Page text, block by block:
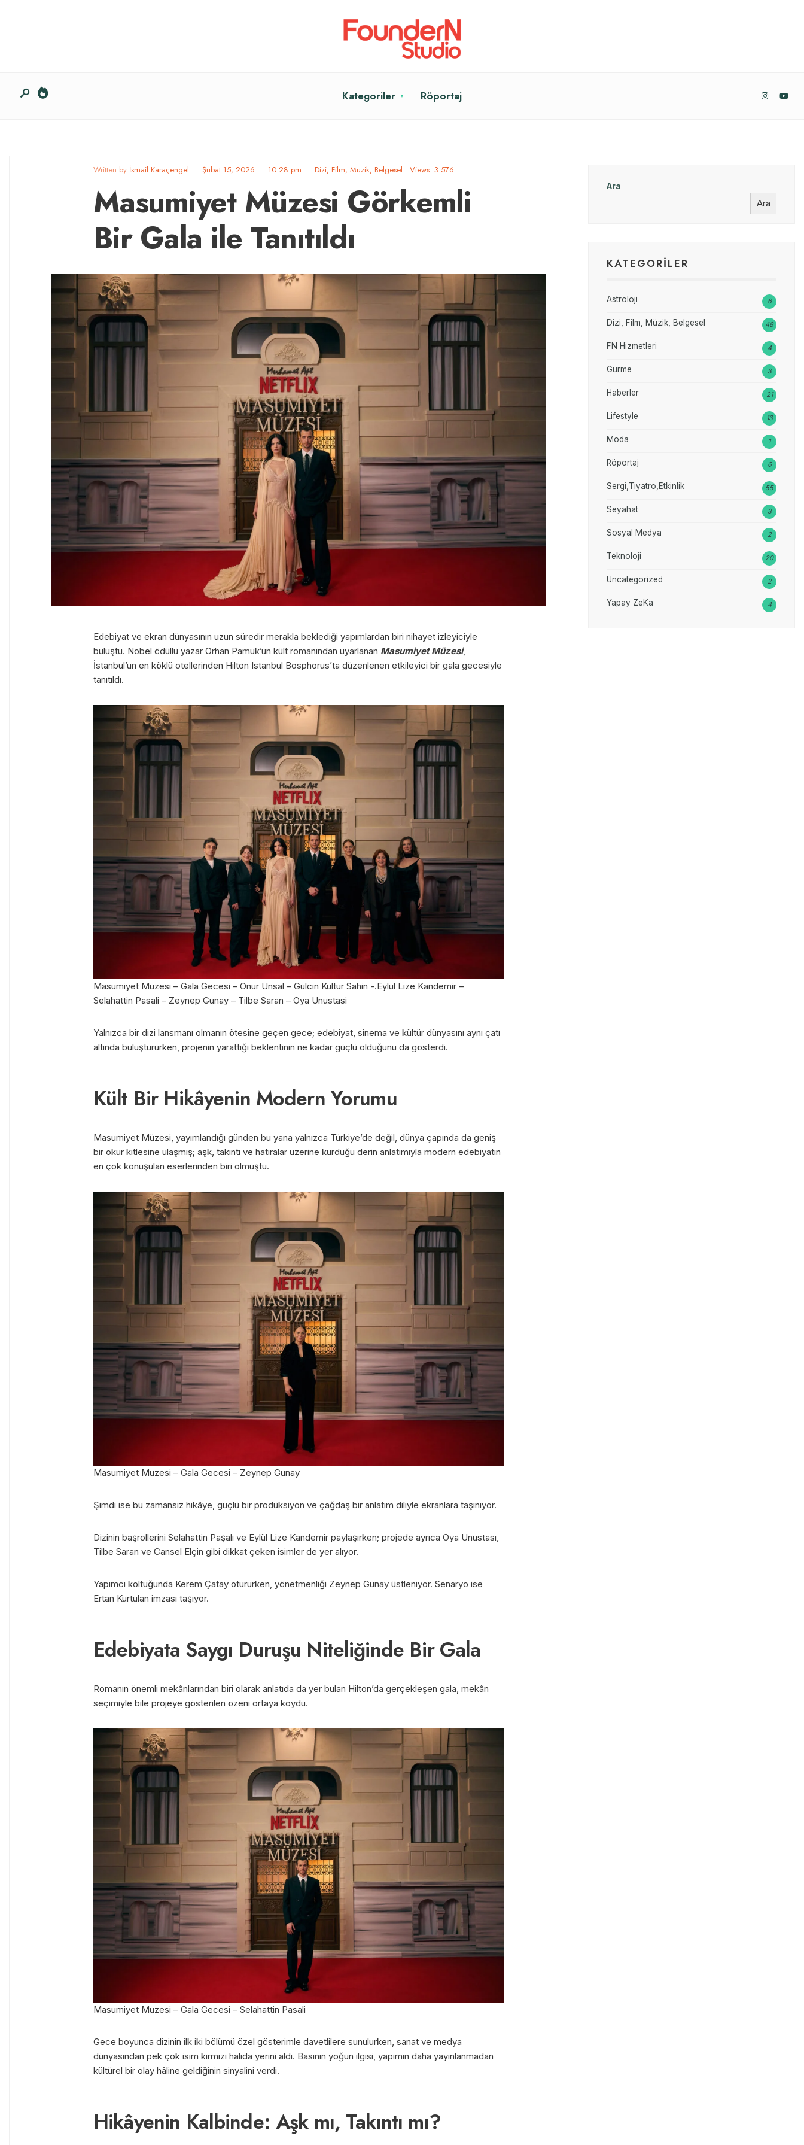
Kategoriler Röportaj
Written by İsmail Karaçengel • Şubat 15, 2026 • 10:28 pm • Dizi, Film, Müzik, Belgesel • Views: 3.576
Masumiyet Müzesi Görkemli
Bir Gala ile Tanıtıldı
Edebiyat ve ekran dünyasının uzun süredir merakla beklediği yapımlardan biri nihayet izleyiciyle
buluştu. Nobel ödüllü yazar Orhan Pamuk’un kült romanından uyarlanan Masumiyet Müzesi,
İstanbul’un en köklü otellerinden Hilton Istanbul Bosphorus’ta düzenlenen etkileyici bir gala gecesiyle
tanıtıldı.
Masumiyet Muzesi – Gala Gecesi – Onur Unsal – Gulcin Kultur Sahin -.Eylul Lize Kandemir –
Selahattin Pasali – Zeynep Gunay – Tilbe Saran – Oya Unustasi
Yalnızca bir dizi lansmanı olmanın ötesine geçen gece; edebiyat, sinema ve kültür dünyasını aynı çatı
altında buluştururken, projenin yarattığı beklentinin ne kadar güçlü olduğunu da gösterdi.
Kült Bir Hikâyenin Modern Yorumu
Masumiyet Müzesi, yayımlandığı günden bu yana yalnızca Türkiye’de değil, dünya çapında da geniş
bir okur kitlesine ulaşmış; aşk, takıntı ve hatıralar üzerine kurduğu derin anlatımıyla modern edebiyatın
en çok konuşulan eserlerinden biri olmuştu.
Masumiyet Muzesi – Gala Gecesi – Zeynep Gunay
Şimdi ise bu zamansız hikâye, güçlü bir prodüksiyon ve çağdaş bir anlatım diliyle ekranlara taşınıyor.
Dizinin başrollerini Selahattin Paşalı ve Eylül Lize Kandemir paylaşırken; projede ayrıca Oya Unustası,
Tilbe Saran ve Cansel Elçin gibi dikkat çeken isimler de yer alıyor.
Yapımcı koltuğunda Kerem Çatay otururken, yönetmenliği Zeynep Günay üstleniyor. Senaryo ise
Ertan Kurtulan imzası taşıyor.
Edebiyata Saygı Duruşu Niteliğinde Bir Gala
Romanın önemli mekânlarından biri olarak anlatıda da yer bulan Hilton’da gerçekleşen gala, mekân
seçimiyle bile projeye gösterilen özeni ortaya koydu.
Masumiyet Muzesi – Gala Gecesi – Selahattin Pasali
Gece boyunca dizinin ilk iki bölümü özel gösterimle davetlilere sunulurken, sanat ve medya
dünyasından pek çok isim kırmızı halıda yerini aldı. Basının yoğun ilgisi, yapımın daha yayınlanmadan
kültürel bir olay hâline geldiğinin sinyalini verdi.
Hikâyenin Kalbinde: Aşk mı, Takıntı mı?
Ara
Ara
KATEGORILER
Astroloji 6
Dizi, Film, Müzik, Belgesel 48
FN Hizmetleri 4
Gurme 3
Haberler 21
Lifestyle 13
Moda 1
Röportaj 6
Sergi,Tiyatro,Etkinlik 55
Seyahat 3
Sosyal Medya 2
Teknoloji 20
Uncategorized 2
Yapay ZeKa 4